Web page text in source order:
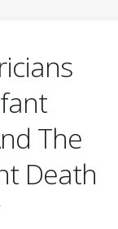
The
Death